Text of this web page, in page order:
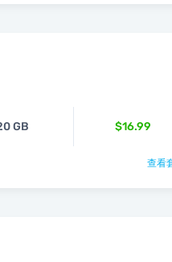
GB $16.99
查看